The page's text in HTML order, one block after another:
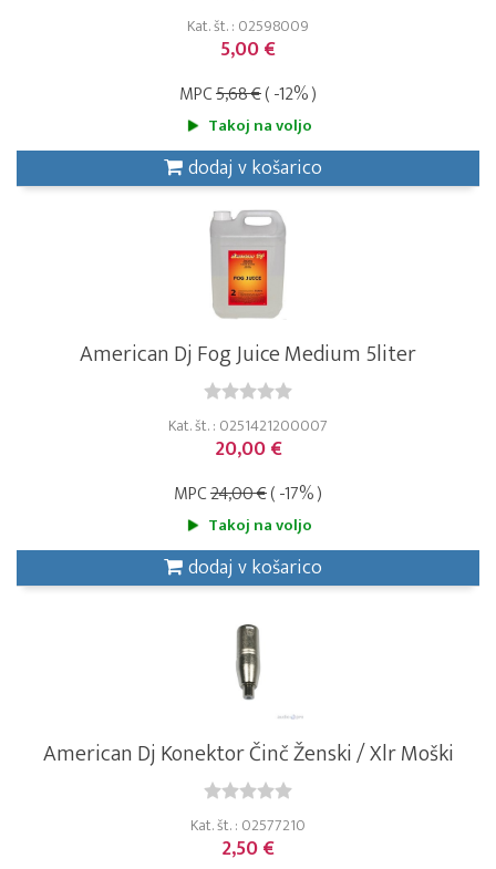
Kat. št. : 02598009
5,00 €
MPC5,68 €( -12% )
Takoj na voljo
dodaj v košarico
American Dj Fog Juice Medium 5liter
Kat. št. : 0251421200007
20,00 €
MPC24,00 €( -17% )
Takoj na voljo
dodaj v košarico
American Dj Konektor Činč Ženski / Xlr Moški
Kat. št. : 02577210
2,50 €